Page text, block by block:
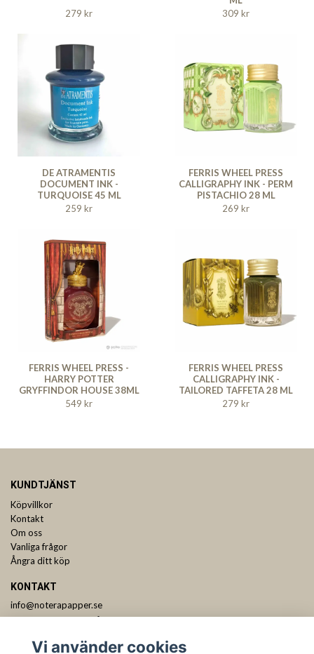
279 kr
309 kr
DE ATRAMENTIS
DOCUMENT INK -
TURQUOISE 45 ML
259 kr
FERRIS WHEEL PRESS
CALLIGRAPHY INK - PERM
PISTACHIO 28 ML
269 kr
FERRIS WHEEL PRESS -
HARRY POTTER
GRYFFINDOR HOUSE 38ML
549 kr
FERRIS WHEEL PRESS
CALLIGRAPHY INK -
TAILORED TAFFETA 28 ML
279 kr
KUNDTJÄNST
Köpvillkor
Kontakt
Om oss
Vanliga frågor
Ångra ditt köp
KONTAKT
info@noterapapper.se
Vi använder cookies